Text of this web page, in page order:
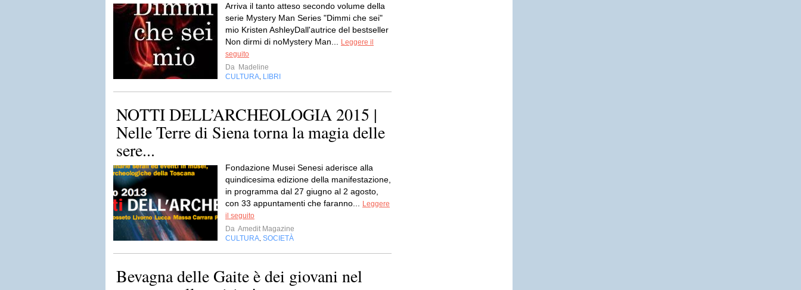
Arriva il tanto atteso secondo volume della
serie Mystery Man Series "Dimmi che sei"
mio Kristen AshleyDall'autrice del bestseller
Non dirmi di noMystery Man...
Leggere il
seguito
Da Madeline
CULTURA LIBRI
NOTTI DELL’ARCHEOLOGIA 2015 |
Nelle Terre di Siena torna la magia delle
sere...
Fondazione Musei Senesi aderisce alla
quindicesima edizione della manifestazione,
in programma dal 27 giugno al 2 agosto,
con 33 appuntamenti che faranno...
Leggere
il seguito
Da Amedit Magazine
CULTURA SOCIETÀ
Bevagna delle Gaite è dei giovani nel